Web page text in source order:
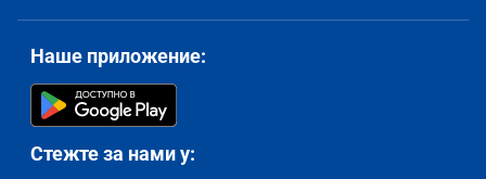
Наше приложение:
Стежте за нами у: